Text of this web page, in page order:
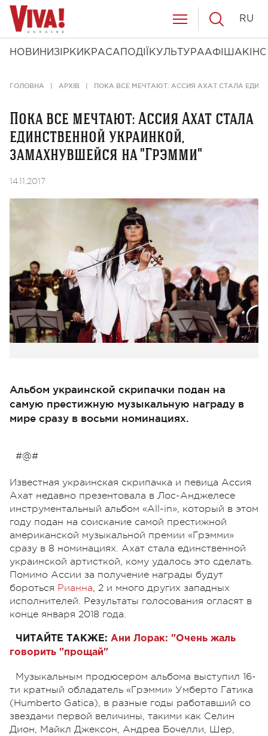
НОВИНИ ЗІРКИ КРАСА ПОДІЇ КУЛЬТУРААФІША КІНО
RU
ГОЛОВНА АРХІВ ПОКА ВСЕ МЕЧТАЮТ: АССИЯ АХАТ СТАЛА
Пока все мечтают: Ассия Ахат стала
единственной украинкой,
замахнувшейся на "Грэмми"
14.11.2017
Альбом украинской скрипачки подан на
самую престижную музыкальную награду в
мире сразу в восьми номинациях.
#@#
Известная украинская скрипачка и певица Ассия
Ахат недавно презентовала в Лос-Анджелесе
инструментальный альбом «All-in», который в этом
году подан на соискание самой престижной
американской музыкальной премии «Грэмми»
сразу в 8 номинациях. Ахат стала единственной
украинской артисткой, кому удалось это сделать.
Помимо Ассии за получение награды будут
бороться Рианна, 2 и много других западных
исполнителей. Результаты голосования огласят в
конце января 2018 года.
ЧИТАЙТЕ ТАКЖЕ: Ани Лорак: "Очень жаль
говорить "прощай"
Музыкальным продюсером альбома выступил 16-
ти кратный обладатель «Грэмми» Умберто Гатика
(Humberto Gatica), в разные годы работавший со
звездами первой величины, такими как Селин
Дион, Майкл Джексон, Андреа Бочелли, Шер,